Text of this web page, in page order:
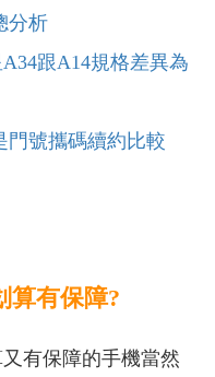
分析
A34跟A14規格差異為
門號攜碼續約比較
算有保障?
有保障的手機當然